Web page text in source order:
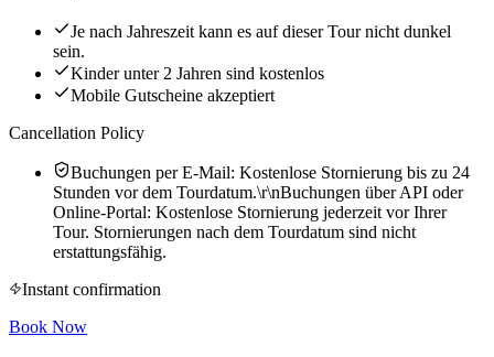
Je nach Jahreszeit kann es auf dieser Tour nicht dunkel
sein.
Kinder unter 2 Jahren sind kostenlos
Mobile Gutscheine akzeptiert
Cancellation Policy
Buchungen per E-Mail: Kostenlose Stornierung bis zu 24
Stunden vor dem Tourdatum.\r\nBuchungen über API oder
Online-Portal: Kostenlose Stornierung jederzeit vor Ihrer
Tour. Stornierungen nach dem Tourdatum sind nicht
erstattungsfähig.
Instant confirmation
Book Now